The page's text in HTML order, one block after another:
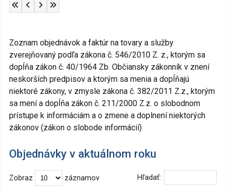
Zoznam objednávok a faktúr na tovary a služby
zverejňovaný podľa zákona č. 546/2010 Z. z., ktorým sa
dopĺňa zákon č. 40/1964 Zb. Občiansky zákonník v znení
neskorších predpisov a ktorým sa menia a dopĺňajú
niektoré zákony, v zmysle zákona č. 382/2011 Z.z., ktorým
sa mení a dopĺňa zákon č. 211/2000 Z.z. o slobodnom
prístupe k informáciám a o zmene a doplnení niektorých
zákonov (zákon o slobode informácií)
Objednávky v aktuálnom roku
Zobraz záznamov Hľadať: